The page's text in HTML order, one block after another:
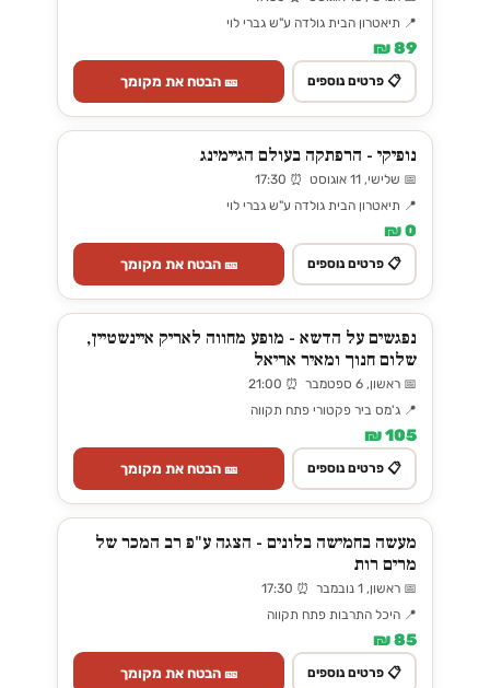
📍 תיאטרון הבית גולדה ע"ש גברי לוי
89 ₪
📋 פרטים נוספים 🎫 הבטח את מקומך
נופיקי - הרפתקה בעולם הגיימינג
📅 שלישי, 11 אוגוסט ⏰ 17:30
📍 תיאטרון הבית גולדה ע"ש גברי לוי
0 ₪
📋 פרטים נוספים 🎫 הבטח את מקומך
נפגשים על הדשא - מופע מחווה לאריק איינשטיין,
שלום חנוך ומאיר אריאל
📅 ראשון, 6 ספטמבר ⏰ 21:00
📍 ג'מס ביר פקטורי פתח תקווה
105 ₪
📋 פרטים נוספים 🎫 הבטח את מקומך
מעשה בחמישה בלונים - הצגה ע"פ רב המכר של
מרים רות
📅 ראשון, 1 נובמבר ⏰ 17:30
📍 היכל התרבות פתח תקווה
85 ₪
📋 פרטים נוספים 🎫 הבטח את מקומך